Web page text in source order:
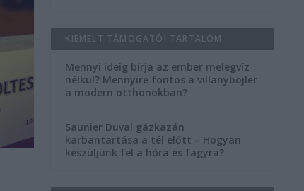
KIEMELT TÁMOGATÓI TARTALOM
Mennyi ideig bírja az ember melegvíz
nélkül? Mennyire fontos a villanybojler
a modern otthonokban?
Saunier Duval gázkazán
karbantartása a tél előtt – Hogyan
készüljünk fel a hóra és fagyra?